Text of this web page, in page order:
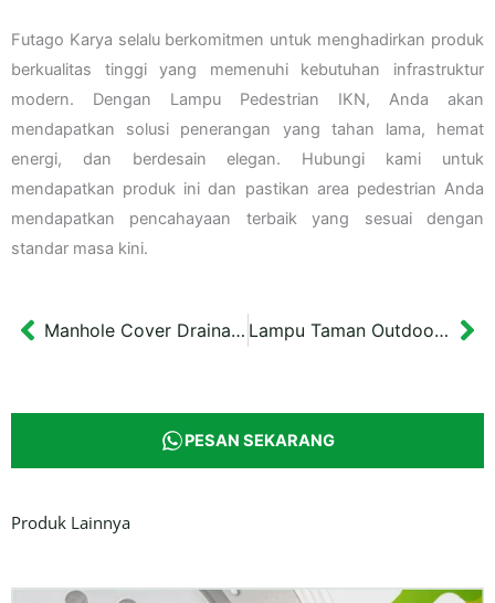
Futago Karya selalu berkomitmen untuk menghadirkan produk
berkualitas tinggi yang memenuhi kebutuhan infrastruktur
modern. Dengan Lampu Pedestrian IKN, Anda akan
mendapatkan solusi penerangan yang tahan lama, hemat
energi, dan berdesain elegan. Hubungi kami untuk
mendapatkan produk ini dan pastikan area pedestrian Anda
mendapatkan pencahayaan terbaik yang sesuai dengan
standar masa kini.
Prev Manhole Cover Drainase Besi Cor 40×40 cm Pemalang Lampu Taman Outdoor Unik Bangka Tipe 3 Dimensi 58x58x200 cm
PESAN SEKARANG
Produk Lainnya